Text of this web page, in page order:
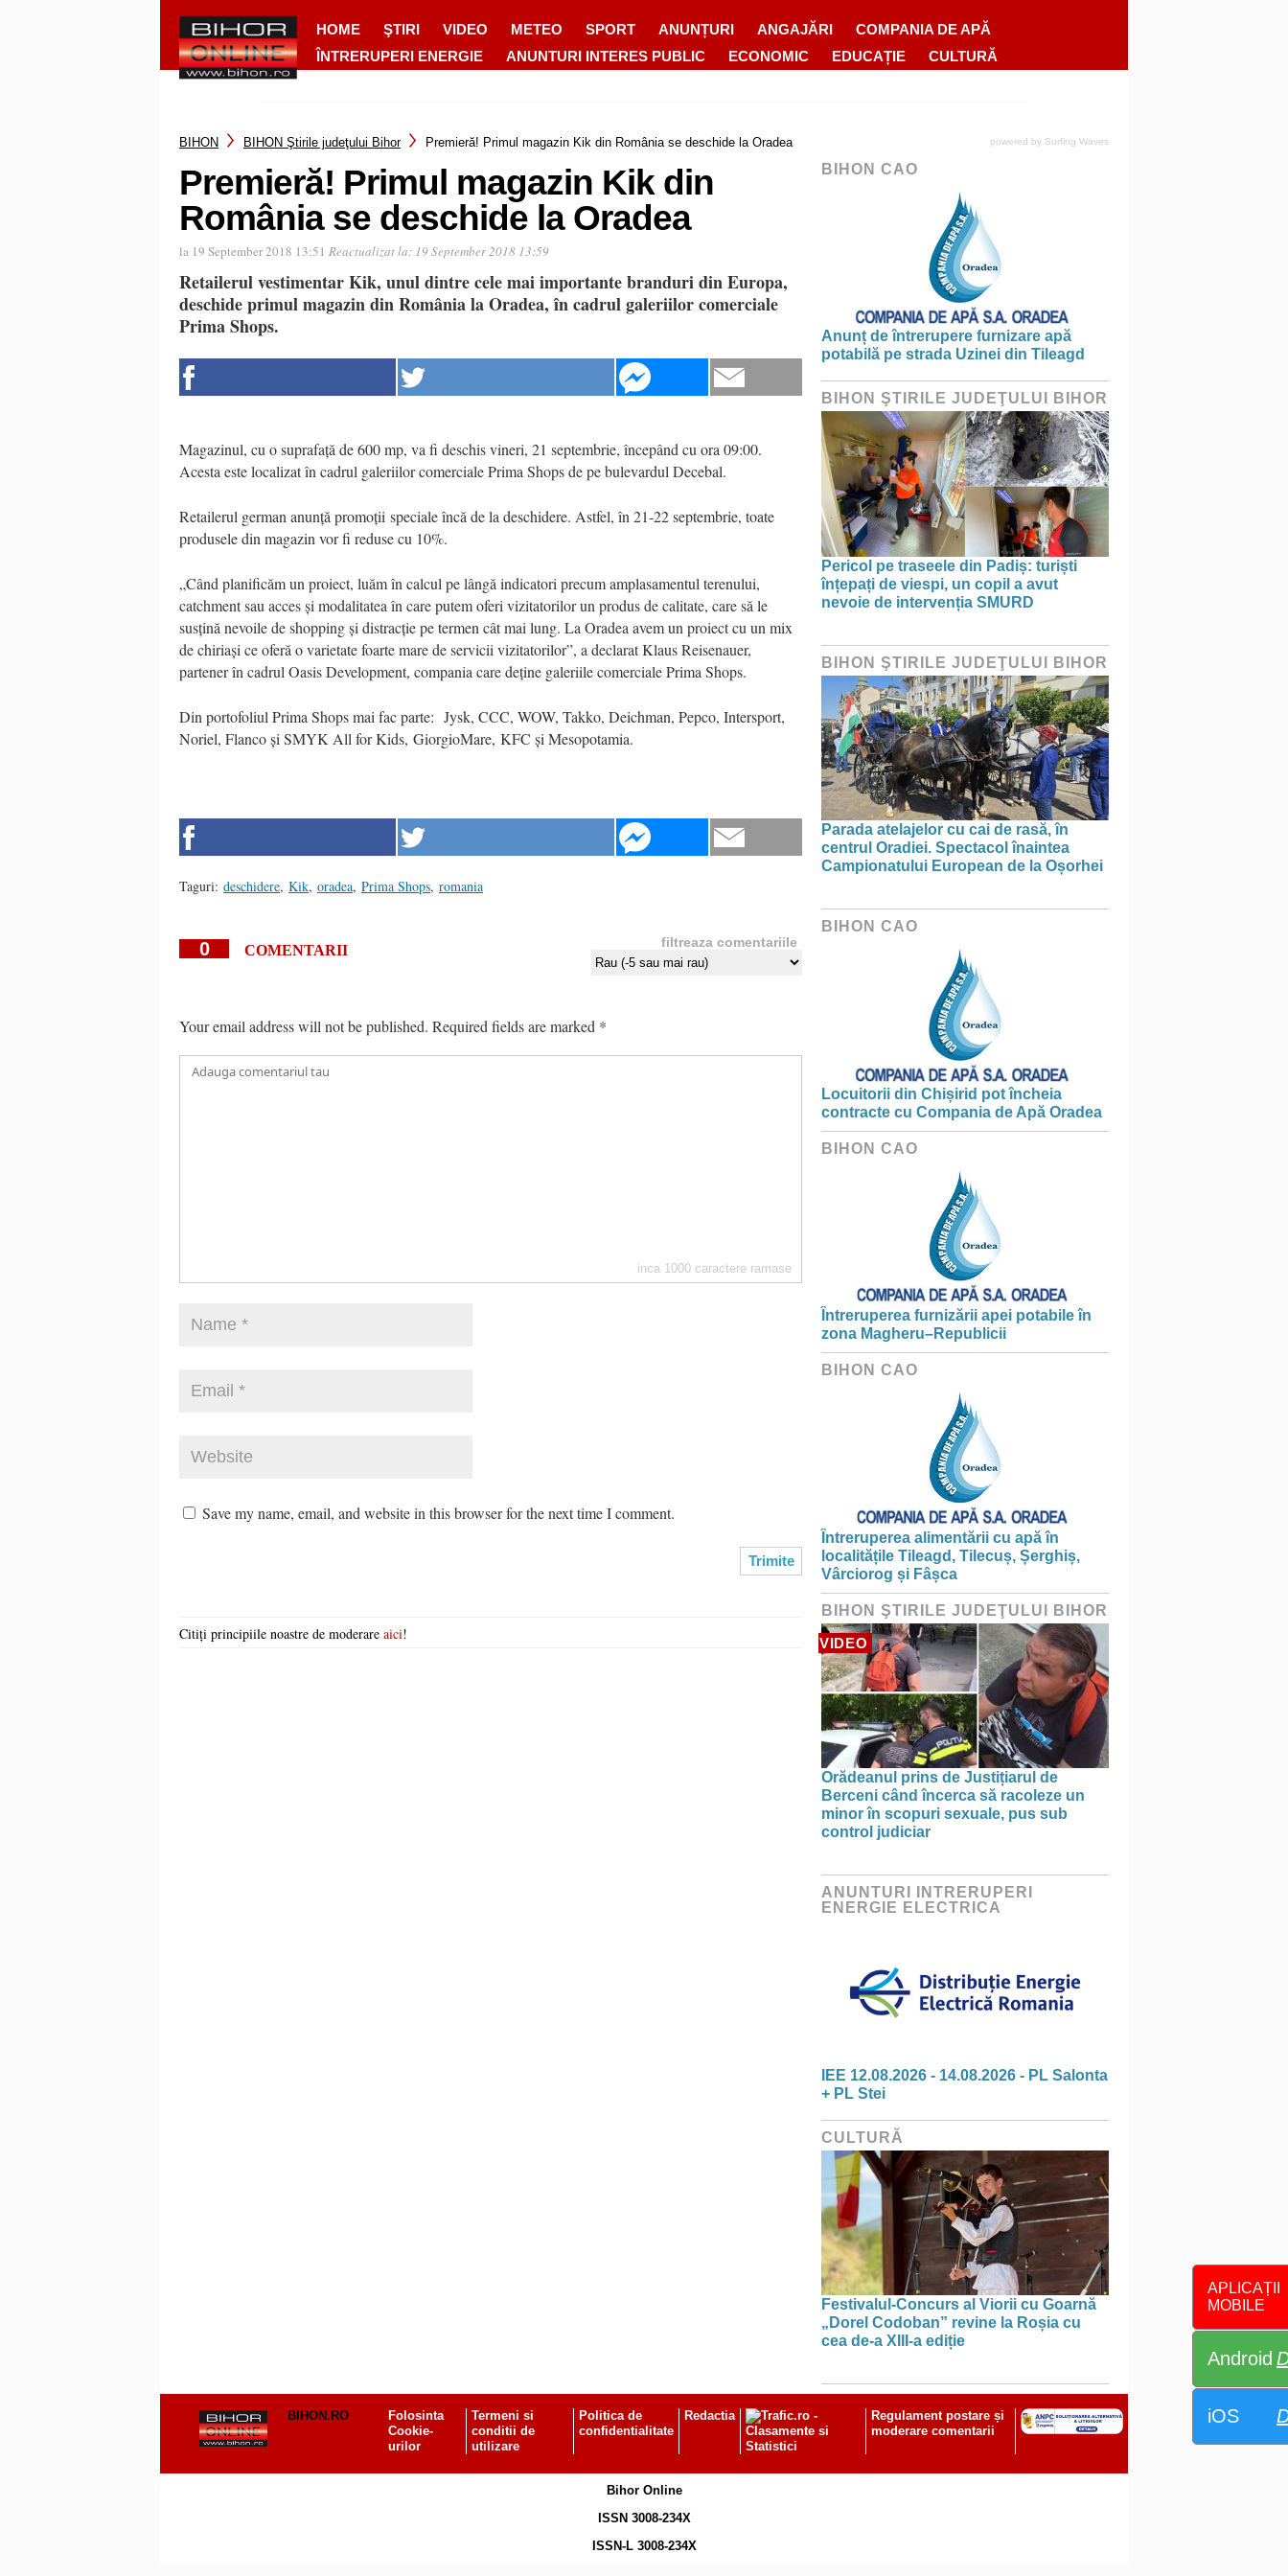
HOME ŞTIRI VIDEO METEO SPORT ANUNȚURI ANGAJĂRI
COMPANIA DE APĂ
ÎNTRERUPERI ENERGIE
ANUNTURI INTERES PUBLIC ECONOMIC EDUCAȚIE CULTURĂ
APLICAȚII
MOBILE
Android
iOS
BIHON BIHON Ştirile judeţului Bihor Premieră! Primul magazin Kik din România se deschide la Oradea
Premieră! Primul magazin Kik din
România se deschide la Oradea
la 19 September 2018 13:51 Reactualizat la: 19 September 2018 13:59
Retailerul vestimentar Kik, unul dintre cele mai importante branduri din Europa,
deschide primul magazin din România la Oradea, în cadrul galeriilor comerciale
Prima Shops.
Magazinul, cu o suprafață de 600 mp, va fi deschis vineri, 21 septembrie, începând cu ora 09:00.
Acesta este localizat în cadrul galeriilor comerciale Prima Shops de pe bulevardul Decebal.
Retailerul german anunță promoții speciale încă de la deschidere. Astfel, în 21-22 septembrie, toate
produsele din magazin vor fi reduse cu 10%.
„Când planificăm un proiect, luăm în calcul pe lângă indicatori precum amplasamentul terenului,
catchment sau acces și modalitatea în care putem oferi vizitatorilor un produs de calitate, care să le
susțină nevoile de shopping și distracție pe termen cât mai lung. La Oradea avem un proiect cu un mix
de chiriași ce oferă o varietate foarte mare de servicii vizitatorilor”, a declarat Klaus Reisenauer,
partener în cadrul Oasis Development, compania care deține galeriile comerciale Prima Shops.
Din portofoliul Prima Shops mai fac parte: Jysk, CCC, WOW, Takko, Deichman, Pepco, Intersport,
Noriel, Flanco și SMYK All for Kids, GiorgioMare, KFC și Mesopotamia.
Taguri: deschidere, Kik, oradea, Prima Shops, romania
0 COMENTARII filtreaza comentariile
Your email address will not be published. Required fields are marked *
inca 1000 caractere ramase
Save my name, email, and website in this browser for the next time I comment.
Citiți principiile noastre de moderare aici!
powered by Surfing Waves
BIHON CAO
Anunț de întrerupere furnizare apă
potabilă pe strada Uzinei din Tileagd
BIHON ŞTIRILE JUDEŢULUI BIHOR
Pericol pe traseele din Padiș: turiști
înțepați de viespi, un copil a avut
nevoie de intervenția SMURD
BIHON ŞTIRILE JUDEŢULUI BIHOR
Parada atelajelor cu cai de rasă, în
centrul Oradiei. Spectacol înaintea
Campionatului European de la Oșorhei
BIHON CAO
Locuitorii din Chișirid pot încheia
contracte cu Compania de Apă Oradea
BIHON CAO
Întreruperea furnizării apei potabile în
zona Magheru–Republicii
BIHON CAO
Întreruperea alimentării cu apă în
localitățile Tileagd, Tilecuș, Șerghiș,
Vârciorog și Fâșca
BIHON ŞTIRILE JUDEŢULUI BIHOR
VIDEO
Orădeanul prins de Justițiarul de
Berceni când încerca să racoleze un
minor în scopuri sexuale, pus sub
control judiciar
ANUNTURI INTRERUPERI
ENERGIE ELECTRICA
IEE 12.08.2026 - 14.08.2026 - PL Salonta
+ PL Stei
CULTURĂ
Festivalul-Concurs al Viorii cu Goarnă
„Dorel Codoban” revine la Roșia cu
cea de-a XIII-a ediție
BIHON.RO
Folosinta
Cookie-
urilor
Termeni si
conditii de
utilizare
Politica de
confidentialitate
Redactia
Regulament postare și
moderare comentarii
Bihor Online
ISSN 3008-234X
ISSN-L 3008-234X